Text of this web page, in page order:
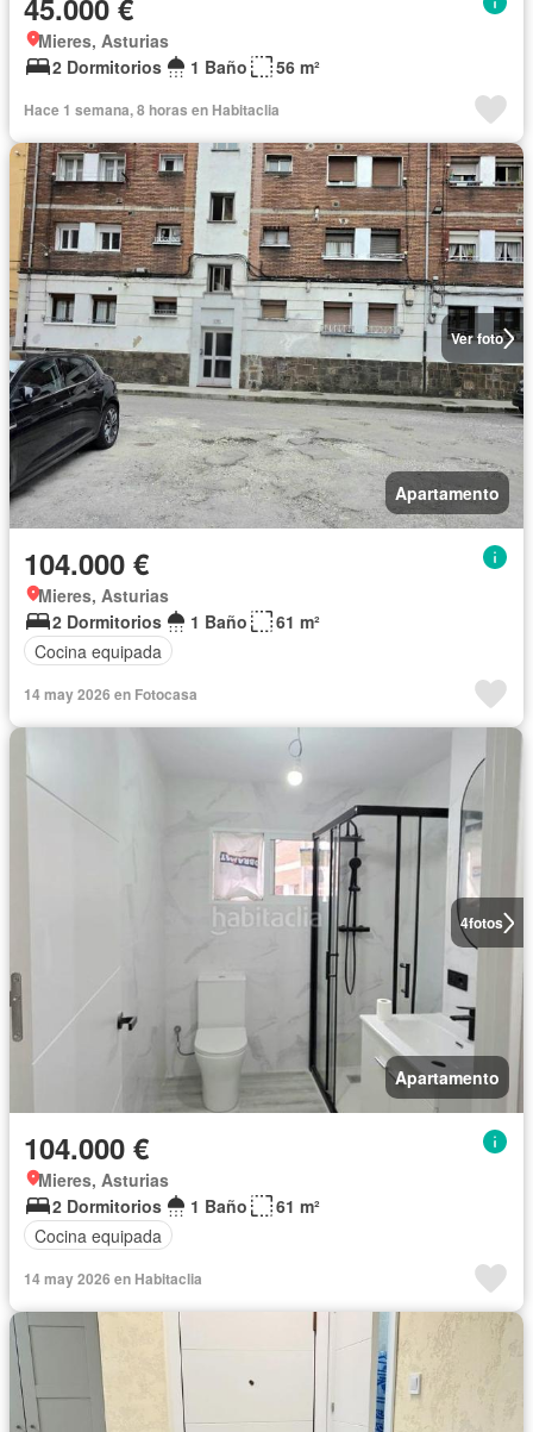
45.000 €
Mieres, Asturias
2 Dormitorios
1 Baño 56 m²
Hace 1 semana, 8 horas en Habitaclia
Ver foto
Apartamento
104.000 €
Mieres, Asturias
2 Dormitorios
1 Baño
61 m²
Cocina equipada
14 may 2026 en Fotocasa
4fotos
Apartamento
104.000 €
Mieres, Asturias
2 Dormitorios
1 Baño
61 m²
Cocina equipada
14 may 2026 en Habitaclia